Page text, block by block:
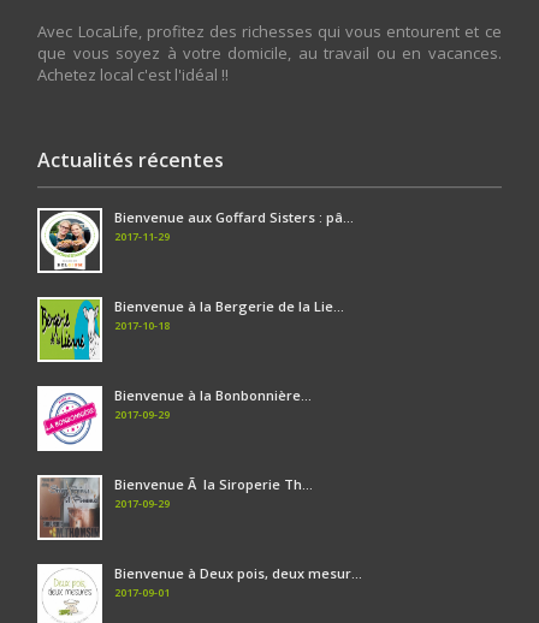
Avec LocaLife, profitez des richesses qui vous entourent et ce
que vous soyez à votre domicile, au travail ou en vacances.
Achetez local c'est l'idéal !!
Actualités récentes
Bienvenue aux Goffard Sisters : pâ...
2017-11-29
Bienvenue à la Bergerie de la Lie...
2017-10-18
Bienvenue à la Bonbonnière...
2017-09-29
Bienvenue Ã la Siroperie Th...
2017-09-29
Bienvenue à Deux pois, deux mesur...
2017-09-01